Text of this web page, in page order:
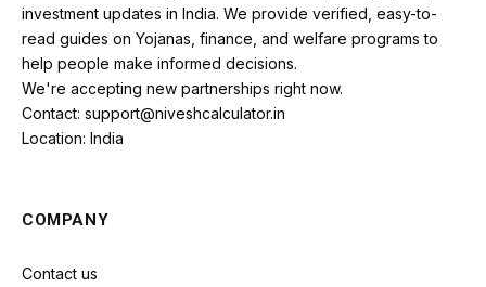
investment updates in India. We provide verified, easy-to-
read guides on Yojanas, finance, and welfare programs to
help people make informed decisions.
We're accepting new partnerships right now.
Contact: support@niveshcalculator.in
Location: India
COMPANY
Contact us